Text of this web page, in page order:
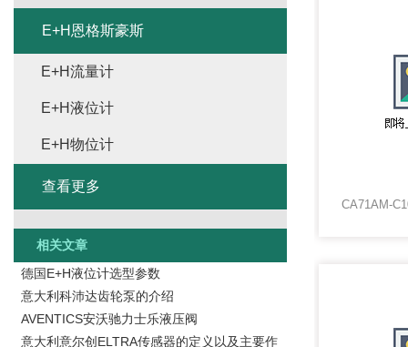
E+H恩格斯豪斯
E+H流量计
E+H液位计
E+H物位计
查看更多
相关文章
德国E+H液位计选型参数
意大利科沛达齿轮泵的介绍
AVENTICS安沃驰力士乐液压阀
意大利意尔创ELTRA传感器的定义以及主要作